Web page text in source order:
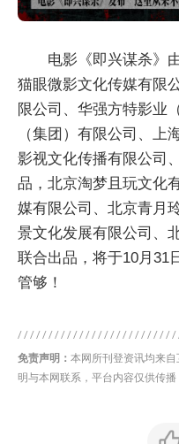
电影《即兴谋杀》
猫眼微影文化传媒有限
限公司、华强方特影业
（集团）有限公司、上
影视文化传播有限公司
品，北京淘梦且玩文化
媒有限公司、北京青月
景文化发展有限公司、
联合出品，将于10月31
管够！
免责声明： 本网所刊登资讯均来
明与本网联系，平台内容仅供传